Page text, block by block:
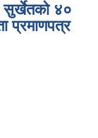
सुर्खेतकाे ४०
प्रमाणपत्र